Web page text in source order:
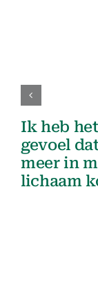
Ik heb het
gevoel
meer in
lichaam